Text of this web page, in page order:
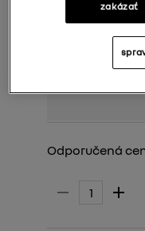
Odporučená
zakázať